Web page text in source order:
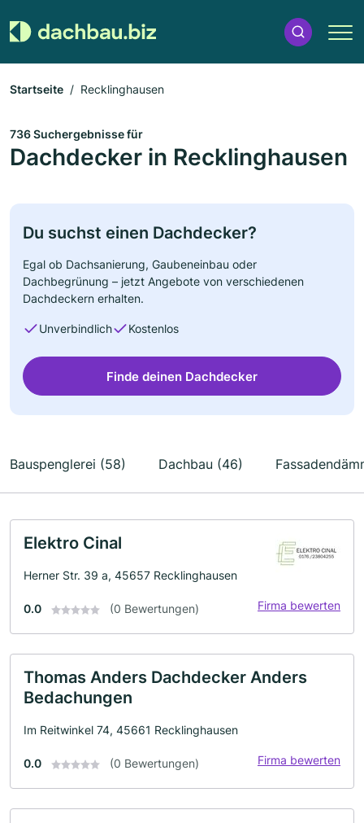
Startseite Recklinghausen
736 Suchergebnisse für
Dachdecker in Recklinghausen
Du suchst einen Dachdecker?
Egal ob Dachsanierung, Gaubeneinbau oder
Dachbegrünung – jetzt Angebote von verschiedenen
Dachdeckern erhalten.
Unverbindlich Kostenlos
Finde deinen Dachdecker
Bauspenglerei (58) Dachbau (46)
Elektro Cinal
Herner Str. 39 a, 45657 Recklinghausen
0.0 (0 Bewertungen) Firma bewerten
Thomas Anders Dachdecker Anders
Bedachungen
Im Reitwinkel 74, 45661 Recklinghausen
0.0 (0 Bewertungen) Firma bewerten